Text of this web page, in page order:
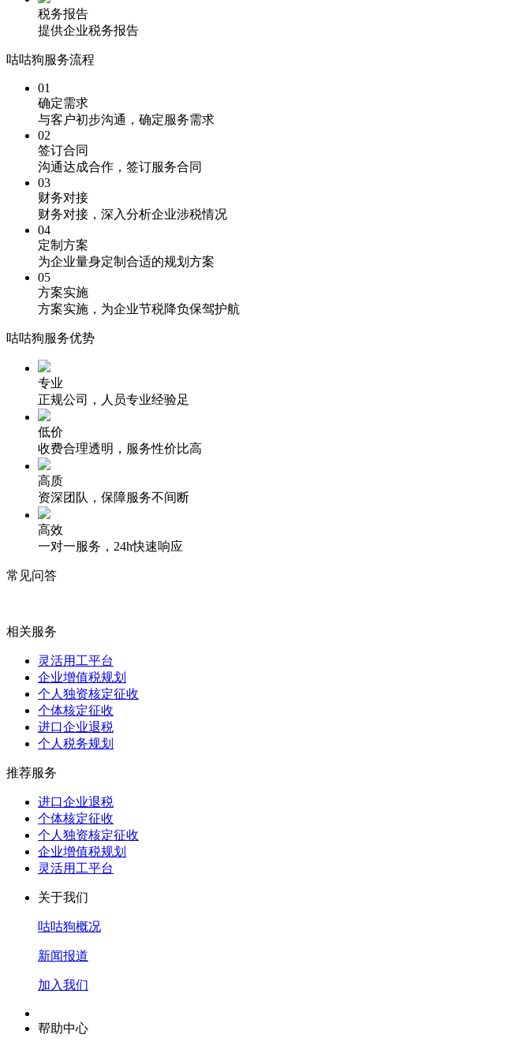
税务报告
提供企业税务报告
咕咕狗服务流程
01
确定需求
与客户初步沟通，确定服务需求
02
签订合同
沟通达成合作，签订服务合同
03
财务对接
财务对接，深入分析企业涉税情况
04
定制方案
为企业量身定制合适的规划方案
05
方案实施
方案实施，为企业节税降负保驾护航
咕咕狗服务优势
专业
正规公司，人员专业经验足
低价
收费合理透明，服务性价比高
高质
资深团队，保障服务不间断
高效
一对一服务，24h快速响应
常见问答
相关服务
灵活用工平台
企业增值税规划
个人独资核定征收
个体核定征收
进口企业退税
个人税务规划
推荐服务
进口企业退税
个体核定征收
个人独资核定征收
企业增值税规划
灵活用工平台
关于我们
咕咕狗概况
新闻报道
加入我们
帮助中心